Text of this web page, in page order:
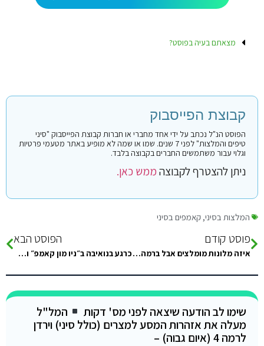
מצאתם בעיה בפוסט?
קבוצת הפייסבוק
הפוסט הנ"ל נכתב על ידי אחד מחברי או חברות קבוצת הפייסבוק "סיני
טיפים והמלצות" לפני 7 שנים. שמו או שמה לא מופיע באתר מטעמי פרטיות
וגלוי עבור משתמשים החברים בקבוצה בלבד.
ניתן להצטרף לקבוצהממש כאן.
המלצות בסיני, קאמפים בסיני
פוסט קודם
איזה מלונות מומלצים אבל ברמה טובה של אוכל ונקיון.. וכשר
הפוסט הבא
כרגע בנואיבה ב״ניו מון קאמפ״ והשנירקול כאן נחמד מאד. מכירים עוד מקום מומלץ לשנירקול באיזור הקרוב?
שימו לב הודעה שיצאה לפני מס' דקות
המל"ל
מעלה את אזהרות המסע למצרים (כולל סיני) וירדן
לרמה 4 (איום גבוה) –